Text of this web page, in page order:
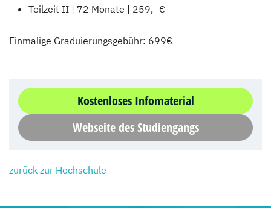
Teilzeit II | 72 Monate | 259,- €
Einmalige Graduierungsgebühr: 699€
Kostenloses Infomaterial
Webseite des Studiengangs
zurück zur Hochschule